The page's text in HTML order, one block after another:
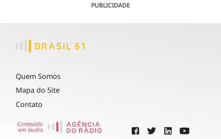
PUBLICIDADE
Quem Somos
Mapa do Site
Contato